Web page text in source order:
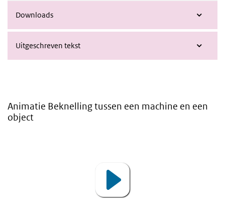
Downloads
Uitgeschreven tekst
Animatie Beknelling tussen een machine en een
object